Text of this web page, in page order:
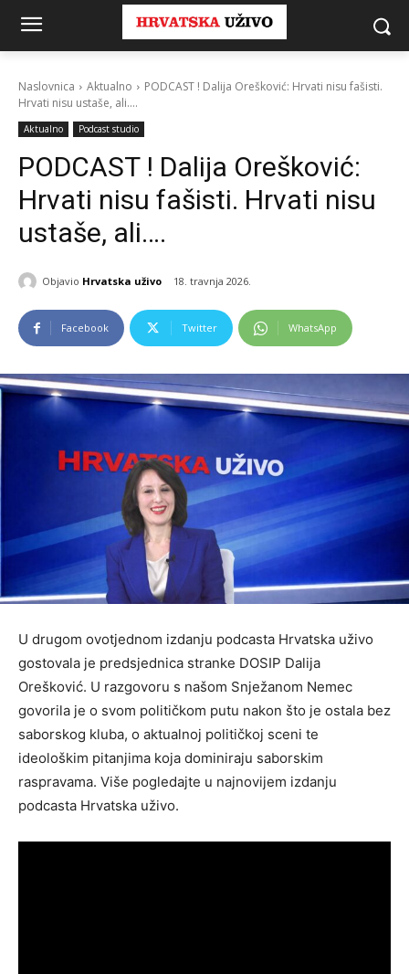
Naslovnica Aktualno
PODCAST ! Dalija Orešković: Hrvati nisu fašisti.
Hrvati nisu ustaše, ali....
Aktualno Podcast studio
PODCAST ! Dalija Orešković:
Hrvati nisu fašisti. Hrvati nisu
ustaše, ali….
Objavio Hrvatska uživo 18. travnja 2026.
Facebook Twitter WhatsApp
U drugom ovotjednom izdanju podcasta Hrvatska uživo
gostovala je predsjednica stranke DOSIP Dalija
Orešković. U razgovoru s našom Snježanom Nemec
govorila je o svom političkom putu nakon što je ostala bez
saborskog kluba, o aktualnoj političkoj sceni te
ideološkim pitanjima koja dominiraju saborskim
raspravama. Više pogledajte u najnovijem izdanju
podcasta Hrvatska uživo.